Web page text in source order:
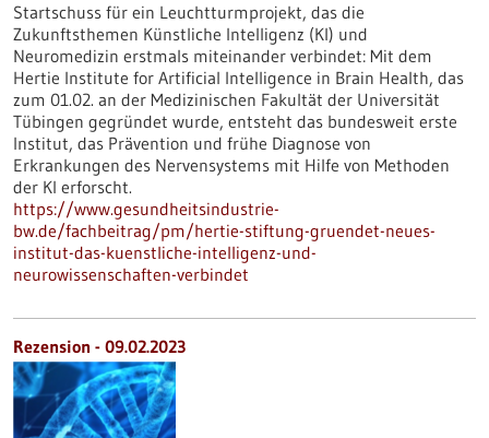
Startschuss für ein Leuchtturmprojekt, das die
Zukunftsthemen Künstliche Intelligenz (KI) und
Neuromedizin erstmals miteinander verbindet: Mit dem
Hertie Institute for Artificial Intelligence in Brain Health, das
zum 01.02. an der Medizinischen Fakultät der Universität
Tübingen gegründet wurde, entsteht das bundesweit erste
Institut, das Prävention und frühe Diagnose von
Erkrankungen des Nervensystems mit Hilfe von Methoden
der KI erforscht.
https://www.gesundheitsindustrie-
bw.de/fachbeitrag/pm/hertie-stiftung-gruendet-neues-
institut-das-kuenstliche-intelligenz-und-
neurowissenschaften-verbindet
Rezension - 09.02.2023